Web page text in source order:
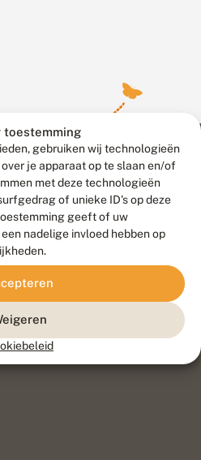
toestemming
gebruiken wij technologieën
je apparaat op te slaan en/of
met deze technologieën
of unieke ID's op deze
geeft of uw
nadelige invloed hebben op
Go2People
, ontworpen door
Agency
Privacy